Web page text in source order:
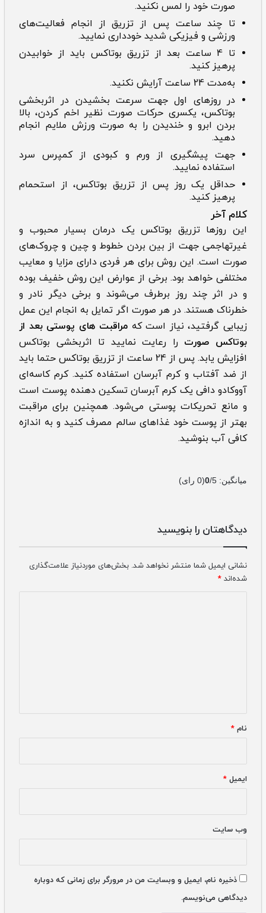
صورت خود را لمس نکنید.
تا چند ساعت پس از تزریق از انجام فعالیت‌های
ورزشی و فیزیکی شدید خودداری نمایید.
تا 4 ساعت بعد از تزریق بوتاکس باید از خوابیدن
پرهیز کنید.
به‌مدت 24 ساعت آرایش نکنید.
در روزهای اول جهت سرعت بخشیدن در اثربخشی
بوتاکس، یکسری حرکات صورت نظیر اخم کردن، بالا
بردن ابرو و خندیدن را به صورت ورزش ملایم انجام
دهید.
جهت پیشگیری از ورم و کبودی از کمپرس سرد
استفاده نمایید.
حداقل یک روز پس از تزریق بوتاکس، از استحمام
پرهیز کنید.
کلام آخر
این روزها تزریق بوتاکس یک درمان بسیار محبوب و
غیرتهاجمی جهت از بین بردن خطوط و چین و چروک‌های
صورت است. این روش برای هر فردی دارای مزایا و معایب
مختلفی خواهد بود. برخی از عوارض این روش خفیف بوده
و در اثر چند روز برطرف می‌شوند و برخی دیگر نادر و
خطرناک هستند. در هر صورت اگر تمایل به انجام این عمل
زیبایی گرفتید، نیاز است که مراقبت های پوستی بعد از
بوتاکس صورت را رعایت نمایید تا اثربخشی بوتاکس
افزایش یابد. پس از 24 ساعت از تزریق بوتاکس حتما باید
از ضد آفتاب و کرم آبرسان استفاده کنید. کرم کاسه‌ای
آووکادو دافی یک کرم آبرسان تسکین دهنده پوست است
و مانع تحریکات پوستی می‌شود. همچنین برای مراقبت
بهتر از پوست خود غذاهای سالم مصرف کنید و به اندازه
کافی آب بنوشید.
میانگین: 0/5
(
0 رای)
دیدگاهتان را بنویسید
نشانی ایمیل شما منتشر نخواهد شد. بخش‌های موردنیاز علامت‌گذاری
شده‌اند *
نام *
ایمیل *
وب‌ سایت
ذخیره نام، ایمیل و وبسایت من در مرورگر برای زمانی که دوباره
دیدگاهی می‌نویسم.